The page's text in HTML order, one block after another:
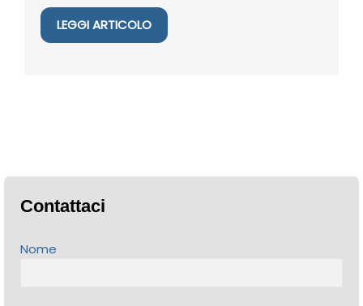
LEGGI ARTICOLO
Contattaci
Nome